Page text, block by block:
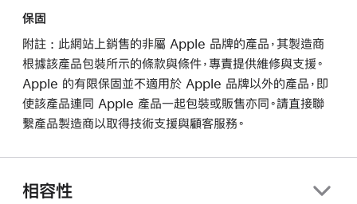
保固
附註 : 此網站上銷售的非屬 Apple 品牌的產品，其製造商
根據該產品包裝所示的條款與條件，專責提供維修與支援。
Apple 的有限保固並不適用於 Apple 品牌以外的產品，即
使該產品連同 Apple 產品一起包裝或販售亦同。請直接聯
繫產品製造商以取得技術支援與顧客服務。
相容性